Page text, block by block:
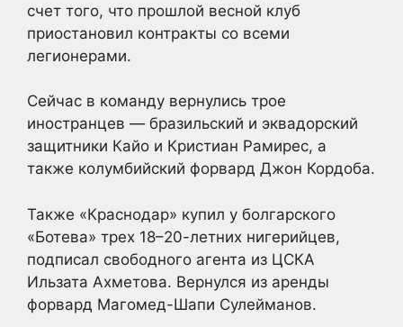
счет того, что прошлой весной клуб
приостановил контракты со всеми
легионерами.
Сейчас в команду вернулись трое
иностранцев — бразильский и эквадорский
защитники Кайо и Кристиан Рамирес, а
также колумбийский форвард Джон Кордоба.
Также «Краснодар» купил у болгарского
«Ботева» трех 18–20-летних нигерийцев,
подписал свободного агента из ЦСКА
Ильзата Ахметова. Вернулся из аренды
форвард Магомед-Шапи Сулейманов.